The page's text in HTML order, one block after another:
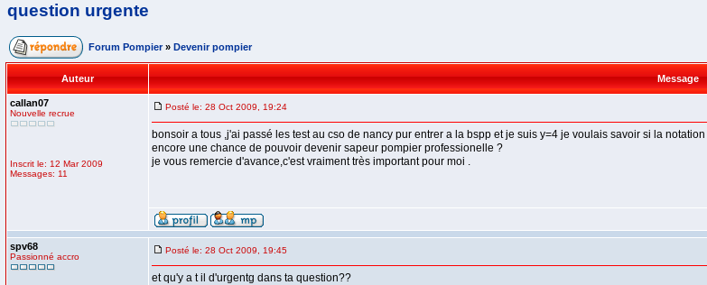
question urgente
Forum Pompier » Devenir pompier
Auteur Message
callan07
Nouvelle recrue
Inscrit le: 12 Mar 2009
Messages: 11
Posté le: 28 Oct 2009, 19:24
bonsoir a tous ,j'ai passé les test au cso de nancy pur entrer a la bspp et je suis y=4 je voulais savoir si la
encore une chance de pouvoir devenir sapeur pompier professionelle ?
je vous remercie d'avance,c'est vraiment très important pour moi .
spv68
Passionné accro
Posté le: 28 Oct 2009, 19:45
et qu'y a t il d'urgentg dans ta question??